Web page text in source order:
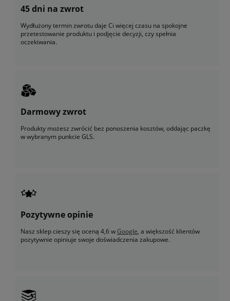
45 dni na zwrot
Wydłużony termin zwrotu daje Ci więcej czasu na spokojne
przetestowanie produktu i podjęcie decyzji, czy spełnia
oczekiwania.
Darmowy zwrot
Produkty możesz zwrócić bez ponoszenia kosztów, oddając paczkę
w wybranym punkcie GLS.
Pozytywne opinie
Nasz sklep cieszy się oceną 4,6 wGoogle, a większość klientów
pozytywnie opiniuje swoje doświadczenia zakupowe.